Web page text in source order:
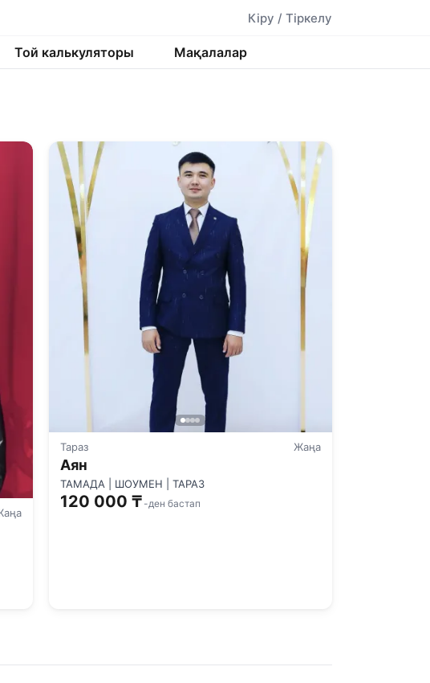
Кіру / Тіркелу
Той калькуляторы Мақалалар
Тараз Жаңа
Аян
ТАМАДА | ШОУМЕН | ТАРАЗ
120 000 ₸ -ден бастап